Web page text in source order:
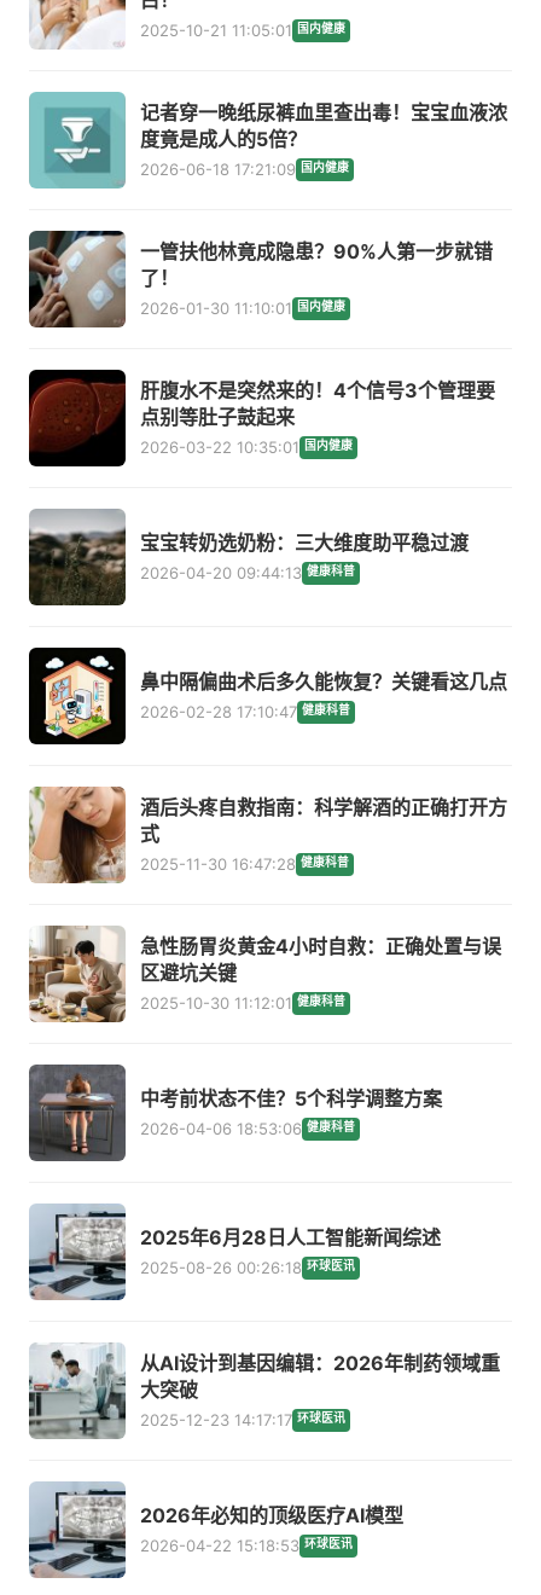
2025-10-21 11:05:01 国内健康
记者穿一晚纸尿裤血里查出毒！宝宝血液浓
度竟是成人的5倍？
2026-06-18 17:21:09 国内健康
一管扶他林竟成隐患？90%人第一步就错
了！
2026-01-30 11:10:01 国内健康
肝腹水不是突然来的！4个信号3个管理要
点别等肚子鼓起来
2026-03-22 10:35:01 国内健康
宝宝转奶选奶粉：三大维度助平稳过渡
2026-04-20 09:44:13 健康科普
鼻中隔偏曲术后多久能恢复？关键看这几点
2026-02-28 17:10:47 健康科普
酒后头疼自救指南：科学解酒的正确打开方
式
2025-11-30 16:47:28 健康科普
急性肠胃炎黄金4小时自救：正确处置与误
区避坑关键
2025-10-30 11:12:01 健康科普
中考前状态不佳？5个科学调整方案
2026-04-06 18:53:06 健康科普
2025年6月28日人工智能新闻综述
2025-08-26 00:26:18 环球医讯
从AI设计到基因编辑：2026年制药领域重
大突破
2025-12-23 14:17:17 环球医讯
2026年必知的顶级医疗AI模型
2026-04-22 15:18:53 环球医讯